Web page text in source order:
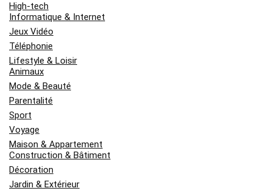
High-tech
Informatique & Internet
Jeux Vidéo
Téléphonie
Lifestyle & Loisir
Animaux
Mode & Beauté
Parentalité
Sport
Voyage
Maison & Appartement
Construction & Bâtiment
Décoration
Jardin & Extérieur